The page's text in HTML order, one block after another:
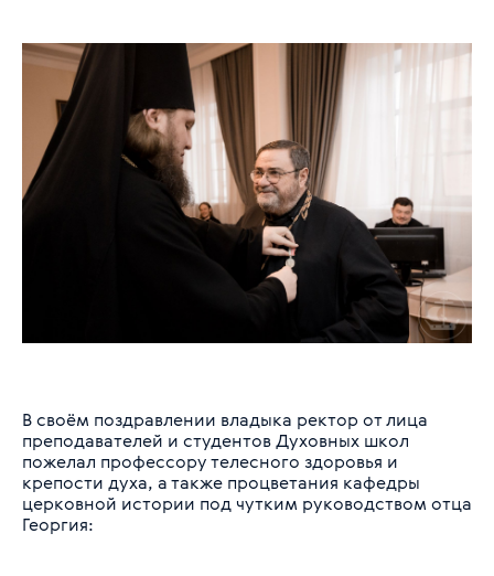
В своём поздравлении владыка ректор от лица
преподавателей и студентов Духовных школ
пожелал профессору телесного здоровья и
крепости духа, а также процветания кафедры
церковной истории под чутким руководством отца
Георгия: